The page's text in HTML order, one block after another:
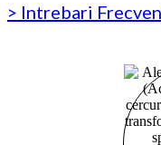
> Intrebari